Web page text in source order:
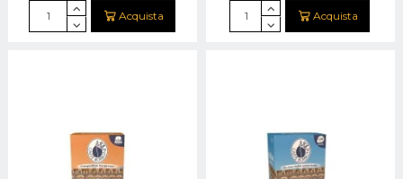
Acquista Acquista